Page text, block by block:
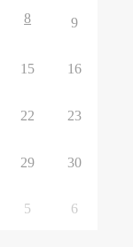
8 9
15 16
22 23
29 30
5 6